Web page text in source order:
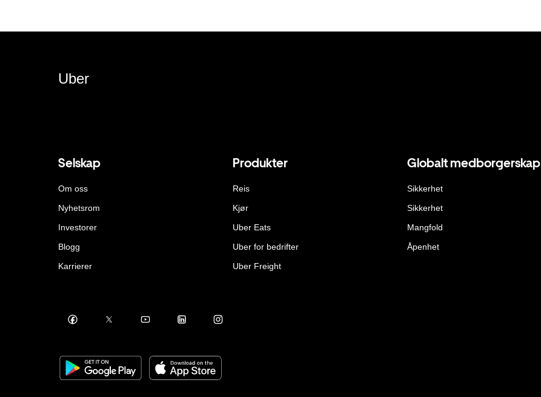
Uber
Selskap
Om oss
Nyhetsrom
Investorer
Blogg
Karrierer
Produkter
Reis
Kjør
Uber Eats
Uber for bedrifter
Uber Freight
Globalt medborgerskap
Sikkerhet
Sikkerhet
Mangfold
Åpenhet